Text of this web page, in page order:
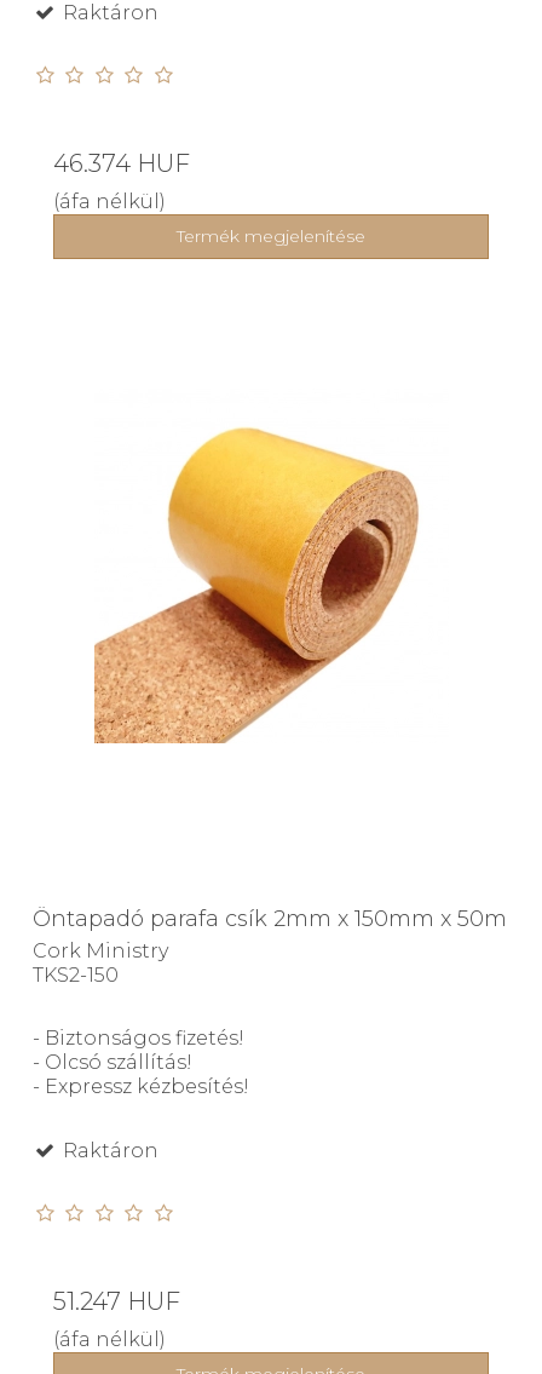
Raktáron
46.374 HUF
(áfa nélkül)
Termék megjelenítése
Öntapadó parafa csík 2mm x 150mm x 50m
Cork Ministry
TKS2-150
- Biztonságos fizetés!
- Olcsó szállítás!
- Expressz kézbesítés!
Raktáron
51.247 HUF
(áfa nélkül)